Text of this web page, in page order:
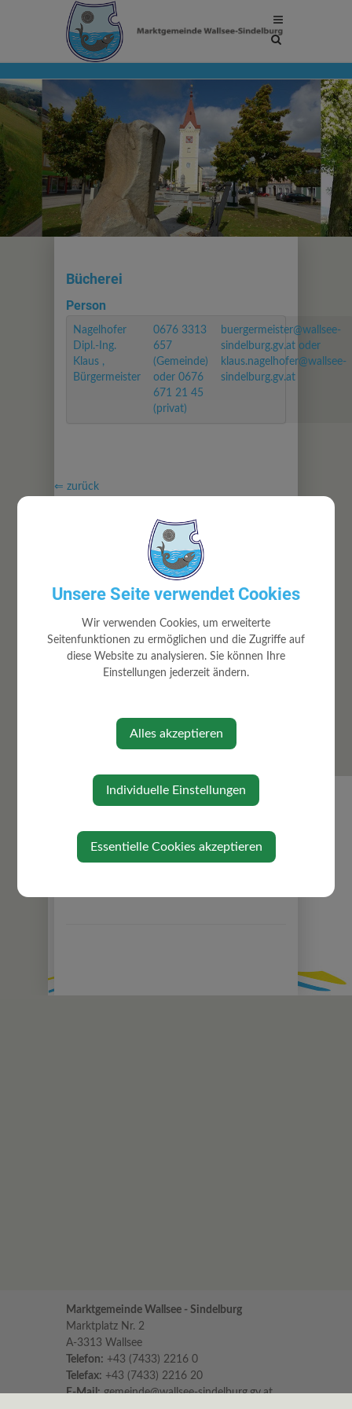
Site
Bücherei
Person
Nagelhofer
Dipl.-Ing.
Klaus ,
Bürgermeister
0676 3313
657
(Gemeinde)
oder 0676
671 21 45
(privat)
buergermeister@wallsee-
sindelburg.gv.at oder
klaus.nagelhofer@wallsee-
sindelburg.gv.at
⇐ zurück
GEMEINDE
Gemeindeamt
Mitarbeiter
Ortsrecht
Volksbegehren
Gemeindeeinrichtungen
Ortsplan
Gefahrenhinweiskarte
Marktgemeinde Wallsee - Sindelburg
Marktplatz Nr. 2
A-3313 Wallsee
Telefon: +43 (7433) 2216 0
Telefax: +43 (7433) 2216 20
E-Mail: gemeinde@wallsee-sindelburg.gv.at
Unsere Seite verwendet Cookies
Wir verwenden Cookies, um erweiterte
Seitenfunktionen zu ermöglichen und die Zugriffe auf
diese Website zu analysieren. Sie können Ihre
Einstellungen jederzeit ändern.
Alles akzeptieren
Individuelle Einstellungen
Essentielle Cookies akzeptieren